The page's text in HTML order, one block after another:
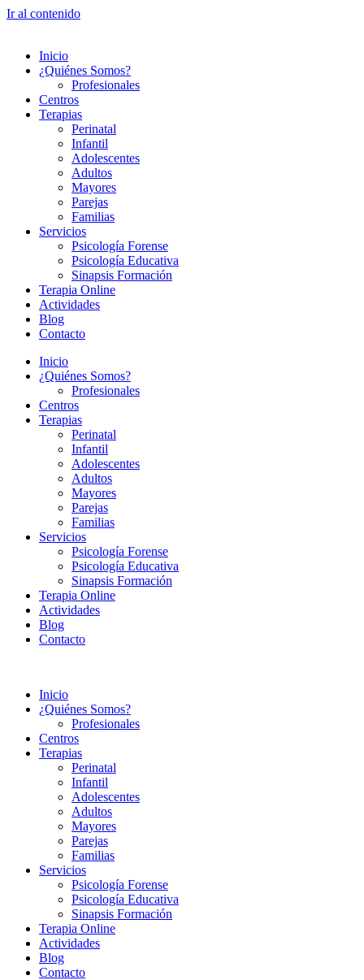
Ir al contenido
Inicio
¿Quiénes Somos?
Profesionales
Centros
Terapias
Perinatal
Infantil
Adolescentes
Adultos
Mayores
Parejas
Familias
Servicios
Psicología Forense
Psicología Educativa
Sinapsis Formación
Terapia Online
Actividades
Blog
Contacto
Inicio
¿Quiénes Somos?
Profesionales
Centros
Terapias
Perinatal
Infantil
Adolescentes
Adultos
Mayores
Parejas
Familias
Servicios
Psicología Forense
Psicología Educativa
Sinapsis Formación
Terapia Online
Actividades
Blog
Contacto
Inicio
¿Quiénes Somos?
Profesionales
Centros
Terapias
Perinatal
Infantil
Adolescentes
Adultos
Mayores
Parejas
Familias
Servicios
Psicología Forense
Psicología Educativa
Sinapsis Formación
Terapia Online
Actividades
Blog
Contacto